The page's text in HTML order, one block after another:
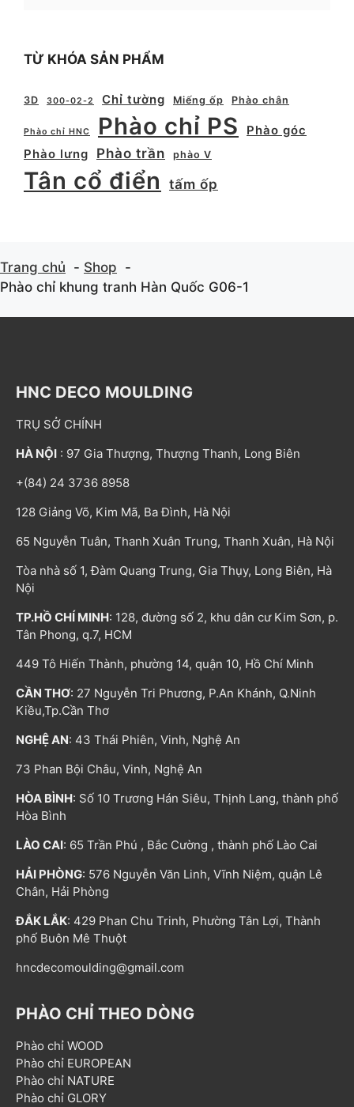
TỪ KHÓA SẢN PHẨM
3D 300-02-2 Chỉ tường Miếng ốp Phào chân
Phào chỉ HNC Phào chỉ PS
Phào góc
Phào lưng
Phào trần phào V
Tân cổ điển tấm ốp
Trang chủ
Shop
Phào chỉ khung tranh Hàn Quốc G06-1
HNC DECO MOULDING
TRỤ SỞ CHÍNH
HÀ NỘI : 97 Gia Thượng, Thượng Thanh, Long Biên
+(84) 24 3736 8958
128 Giảng Võ, Kim Mã, Ba Đình, Hà Nội
65 Nguyễn Tuân, Thanh Xuân Trung, Thanh Xuân, Hà Nội
Tòa nhà số 1, Đàm Quang Trung, Gia Thụy, Long Biên, Hà
Nội
TP.HỒ CHÍ MINH: 128, đường số 2, khu dân cư Kim Sơn, p.
Tân Phong, q.7, HCM
449 Tô Hiến Thành, phường 14, quận 10, Hồ Chí Minh
CẦN THƠ: 27 Nguyễn Tri Phương, P.An Khánh, Q.Ninh
Kiều,Tp.Cần Thơ
NGHỆ AN: 43 Thái Phiên, Vinh, Nghệ An
73 Phan Bội Châu, Vinh, Nghệ An
HÒA BÌNH: Số 10 Trương Hán Siêu, Thịnh Lang, thành phố
Hòa Bình
LÀO CAI: 65 Trần Phú , Bắc Cường , thành phố Lào Cai
HẢI PHÒNG: 576 Nguyễn Văn Linh, Vĩnh Niệm, quận Lê
Chân, Hải Phòng
ĐẮK LẮK: 429 Phan Chu Trinh, Phường Tân Lợi, Thành
phố Buôn Mê Thuột
hncdecomoulding@gmail.com
PHÀO CHỈ THEO DÒNG
Phào chỉ WOOD
Phào chỉ EUROPEAN
Phào chỉ NATURE
Phào chỉ GLORY